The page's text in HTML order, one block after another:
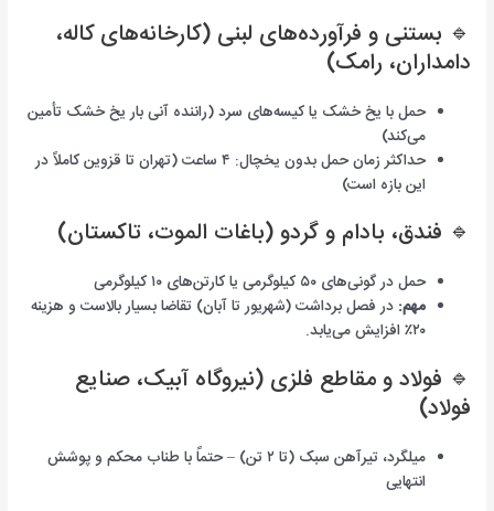
🔹 بستنی و فرآورده‌های لبنی (کارخانه‌های کاله،
دامداران، رامک)
حمل با یخ خشک یا کیسه‌های سرد (راننده آنی بار یخ خشک تأمین
می‌کند)
حداکثر زمان حمل بدون یخچال: ۴ ساعت (تهران تا قزوین کاملاً در
این بازه است)
🔹 فندق، بادام و گردو (باغات الموت، تاکستان)
حمل در گونی‌های ۵۰ کیلوگرمی یا کارتن‌های ۱۰ کیلوگرمی
مهم: در فصل برداشت (شهریور تا آبان) تقاضا بسیار بالاست و هزینه
۲۰٪ افزایش می‌یابد.
🔹 فولاد و مقاطع فلزی (نیروگاه آبیک، صنایع
فولاد)
میلگرد، تیرآهن سبک (تا ۲ تن) – حتماً با طناب محکم و پوشش
انتهایی